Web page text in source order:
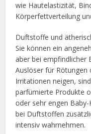
wie Hautelastizität,
Körperfettverteilung
Duftstoffe und
Sie können ein
aber bei empfindlicher
Auslöser für Rötungen
Irritationen neigen,
parfümierte Produkte
oder sehr engen
bei Duftstoffen
intensiv wahrnehmen.